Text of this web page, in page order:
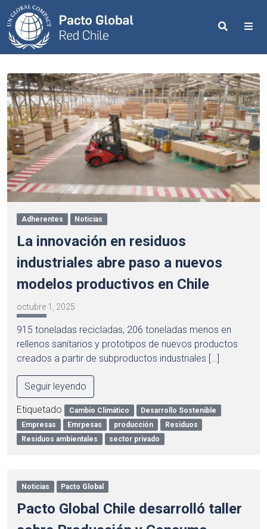
Search
Adherentes Noticias
La innovación en residuos
industriales abre paso a nuevos
modelos productivos en Chile
octubre 1, 2025
915 toneladas recicladas, 206 toneladas menos en
rellenos sanitarios y prototipos de nuevos productos
creados a partir de subproductos industriales […]
Seguir leyendo
Etiquetado Cambio Climático
Desarrollo Sostenible
Empresas
Emrpesas producción
Residuos
Residuos ambientales
sector privado
Noticias Pacto Global
Pacto Global Chile desarrolló taller